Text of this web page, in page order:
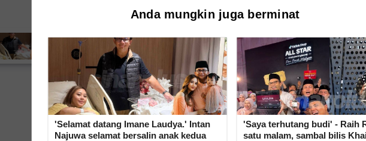
Anda mungkin juga berminat
'Selamat datang Imane Laudya.' Intan
Najuwa selamat bersalin anak kedua
'Saya terhutang budi' - Raih
satu malam, sambal bilis